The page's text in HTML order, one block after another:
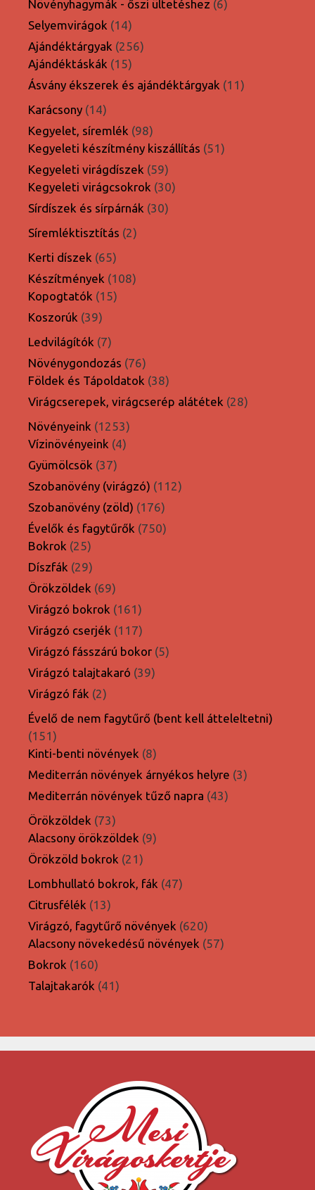
termék
Növényhagymák - őszi ültetéshez 66
Selyemvirágok 1414
termék
Ajándéktárgyak 256256
Ajándéktáskák 1515
termék
Ásvány ékszerek és ajándéktárgyak 1111
Karácsony 1414
termék
Kegyelet, síremlék 9898
termék
Kegyeleti készítmény kiszállítás 5151
Kegyeleti virágdíszek 5959
termék
Kegyeleti virágcsokrok 3030
Sírdíszek és sírpárnák 3030
Síremléktisztítás 22
Kerti díszek 6565
termék
Készítmények 108108
Kopogtatók 1515
Koszorúk 3939
Ledvilágítók 77
termék
Növénygondozás 7676
termék
Földek és Tápoldatok 3838
termék
Virágcserepek, virágcserép alátétek 2828
Növényeink 12531253
termék
Vízinövényeink 44
Gyümölcsök 3737
termék
Szobanövény (virágzó) 112112
Szobanövény (zöld) 176176
termék
Évelők és fagytűrők 750750
Bokrok 2525
termék
Díszfák 2929
termék
Örökzöldek 6969
termék
Virágzó bokrok 161161
termék
Virágzó cserjék 117117
termék
Virágzó fásszárú bokor 55
Virágzó talajtakaró 3939
Virágzó fák 22
Évelő de nem fagytűrő (bent kell átteleltetni)
151151
termék
Kinti-benti növények 88
termék
Mediterrán növények árnyékos helyre 33
Mediterrán növények tűző napra 4343
Örökzöldek 7373
termék
Alacsony örökzöldek 99
Örökzöld bokrok 2121
termék
Lombhullató bokrok, fák 4747
Citrusfélék 1313
termék
Virágzó, fagytűrő növények 620620
termék
Alacsony növekedésű növények 5757
Bokrok 160160
termék
Talajtakarók 4141